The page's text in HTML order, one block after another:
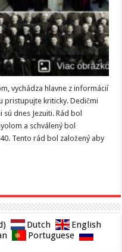
vychádza hlavne z informácií
pristupujte kriticky. Dedičmi
dnes Jezuiti. Rád bol
a schválený bol
Tento rád bol založený aby
Dutch
English
Portuguese